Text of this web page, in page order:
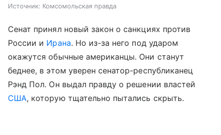
Источник: Комсомольская правда
Сенат принял новый закон о санкциях против
России и Ирана. Но из-за него под ударом
окажутся обычные американцы. Они станут
беднее, в этом уверен сенатор-республиканец
Рэнд Пол. Он выдал правду о решении властей
США, которую тщательно пытались скрыть.